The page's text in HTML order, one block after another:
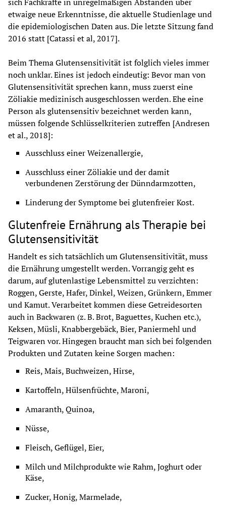
etwaige neue Erkenntnisse, die aktuelle Studienlage und
die epidemiologischen Daten aus. Die letzte Sitzung fand
2016 statt [Catassi et al, 2017].
Beim Thema Glutensensitivität ist folglich vieles immer
noch unklar. Eines ist jedoch eindeutig: Bevor man von
Glutensensitivität sprechen kann, muss zuerst eine
Zöliakie medizinisch ausgeschlossen werden. Ehe eine
Person als glutensensitiv bezeichnet werden kann,
müssen folgende Schlüsselkriterien zutreffen [Andresen
et al., 2018]:
Ausschluss einer Weizenallergie,
Ausschluss einer Zöliakie und der damit
verbundenen Zerstörung der Dünndarmzotten,
Linderung der Symptome bei glutenfreier Kost.
Glutenfreie Ernährung als Therapie bei
Glutensensitivität
Handelt es sich tatsächlich um Glutensensitivität, muss
die Ernährung umgestellt werden. Vorrangig geht es
darum, auf glutenlastige Lebensmittel zu verzichten:
Roggen, Gerste, Hafer, Dinkel, Weizen, Grünkern, Emmer
und Kamut. Verarbeitet kommen diese Getreidesorten
auch in Backwaren (z. B. Brot, Baguettes, Kuchen etc.),
Keksen, Müsli, Knabbergebäck, Bier, Paniermehl und
Teigwaren vor. Hingegen braucht man sich bei folgenden
Produkten und Zutaten keine Sorgen machen:
Reis, Mais, Buchweizen, Hirse,
Kartoffeln, Hülsenfrüchte, Maroni,
Amaranth, Quinoa,
Nüsse,
Fleisch, Geflügel, Eier,
Milch und Milchprodukte wie Rahm, Joghurt oder
Käse,
Zucker, Honig, Marmelade,